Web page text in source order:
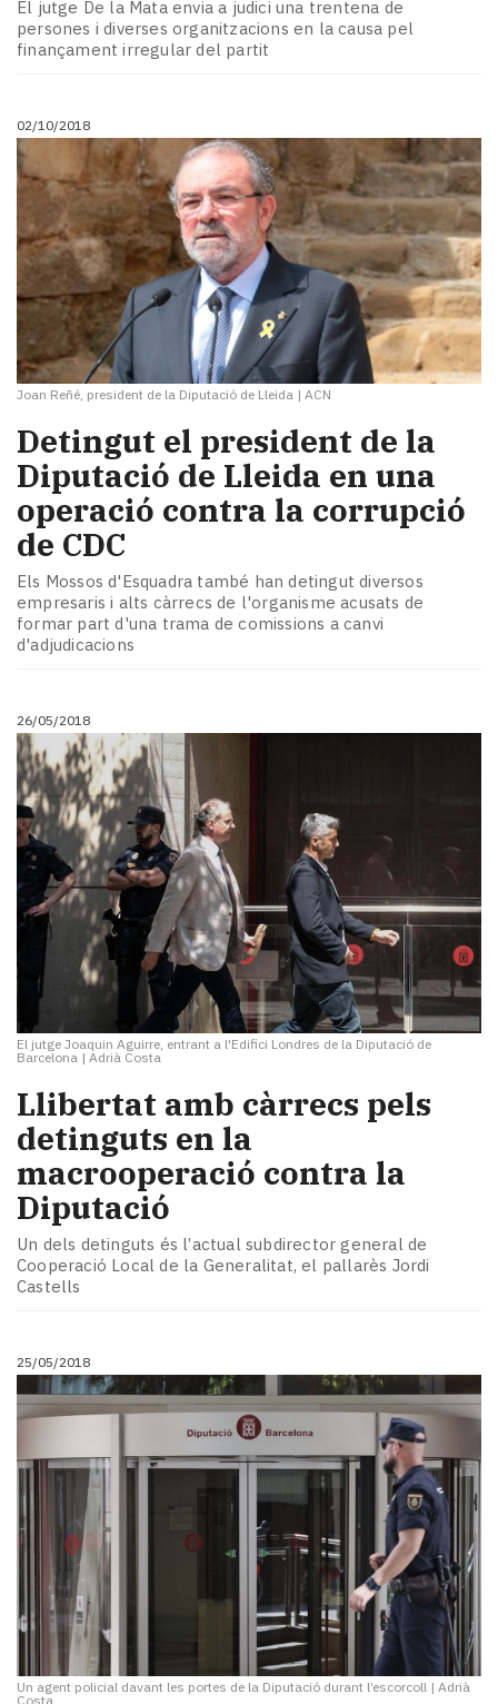
El jutge De la Mata envia a judici una trentena de
persones i diverses organitzacions en la causa pel
finançament irregular del partit
02/10/2018
Joan Reñé, president de la Diputació de Lleida | ACN
Detingut el president de la
Diputació de Lleida en una
operació contra la corrupció
de CDC
Els Mossos d'Esquadra també han detingut diversos
empresaris i alts càrrecs de l'organisme acusats de
formar part d'una trama de comissions a canvi
d'adjudicacions
26/05/2018
El jutge Joaquin Aguirre, entrant a l'Edifici Londres de la Diputació de
Barcelona | Adrià Costa
Llibertat amb càrrecs pels
detinguts en la
macrooperació contra la
Diputació
Un dels detinguts és l’actual subdirector general de
Cooperació Local de la Generalitat, el pallarès Jordi
Castells
25/05/2018
Un agent policial davant les portes de la Diputació durant l’escorcoll | Adrià
Costa